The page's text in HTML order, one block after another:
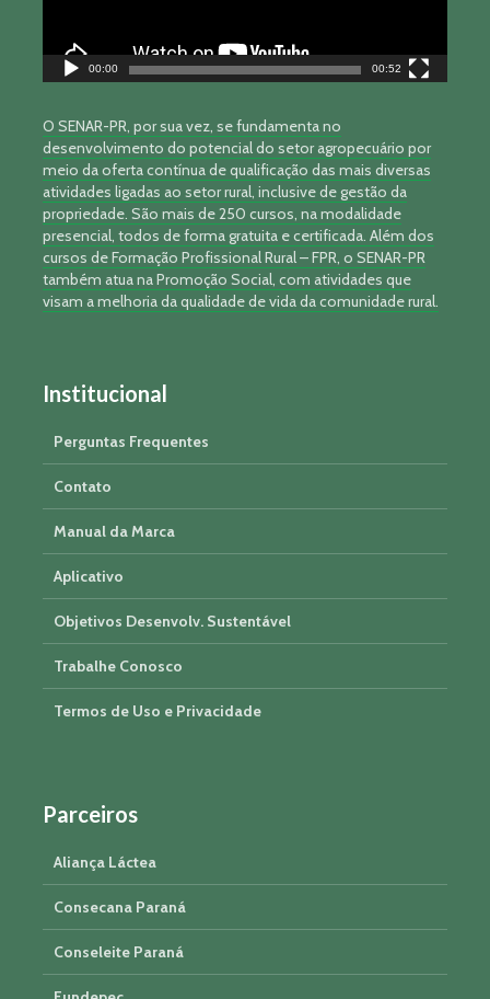
00:00 00:52
O SENAR-PR, por sua vez, se fundamenta no
desenvolvimento do potencial do setor agropecuário por
meio da oferta contínua de qualificação das mais diversas
atividades ligadas ao setor rural, inclusive de gestão da
propriedade. São mais de 250 cursos, na modalidade
presencial, todos de forma gratuita e certificada. Além dos
cursos de Formação Profissional Rural – FPR, o SENAR-PR
também atua na Promoção Social, com atividades que
visam a melhoria da qualidade de vida da comunidade rural.
Institucional
Perguntas Frequentes
Contato
Manual da Marca
Aplicativo
Objetivos Desenvolv. Sustentável
Trabalhe Conosco
Termos de Uso e Privacidade
Parceiros
Aliança Láctea
Consecana Paraná
Conseleite Paraná